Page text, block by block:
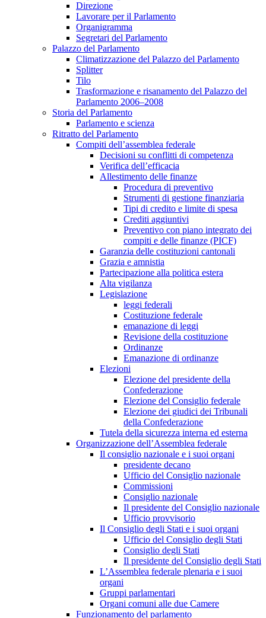
Direzione
Lavorare per il Parlamento
Organigramma
Segretari del Parlamento
Palazzo del Parlamento
Climatizzazione del Palazzo del Parlamento
Splitter
Tilo
Trasformazione e risanamento del Palazzo del
Parlamento 2006–2008
Storia del Parlamento
Parlamento e scienza
Ritratto del Parlamento
Compiti dell’assemblea federale
Decisioni su conflitti di competenza
Verifica dell’efficacia
Allestimento delle finanze
Procedura di preventivo
Strumenti di gestione finanziaria
Tipi di credito e limite di spesa
Crediti aggiuntivi
Preventivo con piano integrato dei
compiti e delle finanze (PICF)
Garanzia delle costituzioni cantonali
Grazia e amnistia
Partecipazione alla politica estera
Alta vigilanza
Legislazione
leggi federali
Costituzione federale
emanazione di leggi
Revisione della costituzione
Ordinanze
Emanazione di ordinanze
Elezioni
Elezione del presidente della
Confederazione
Elezione del Consiglio federale
Elezione dei giudici dei Tribunali
della Confederazione
Tutela della sicurezza interna ed esterna
Organizzazione dell’Assemblea federale
Il consiglio nazionale e i suoi organi
presidente decano
Ufficio del Consiglio nazionale
Commissioni
Consiglio nazionale
Il presidente del Consiglio nazionale
Ufficio provvisorio
Il Consiglio degli Stati e i suoi organi
Ufficio del Consiglio degli Stati
Consiglio degli Stati
Il presidente del Consiglio degli Stati
L’Assemblea federale plenaria e i suoi
organi
Gruppi parlamentari
Organi comuni alle due Camere
Funzionamento del parlamento